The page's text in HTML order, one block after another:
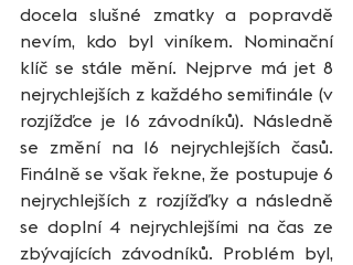
docela slušné zmatky a popravdě
nevím, kdo byl viníkem. Nominační
klíč se stále mění. Nejprve má jet 8
nejrychlejších z každého semifinále (v
rozjížďce je 16 závodníků). Následně
se změní na 16 nejrychlejších časů.
Finálně se však řekne, že postupuje 6
nejrychlejších z rozjížďky a následně
se doplní 4 nejrychlejšími na čas ze
zbývajících závodníků. Problém byl,